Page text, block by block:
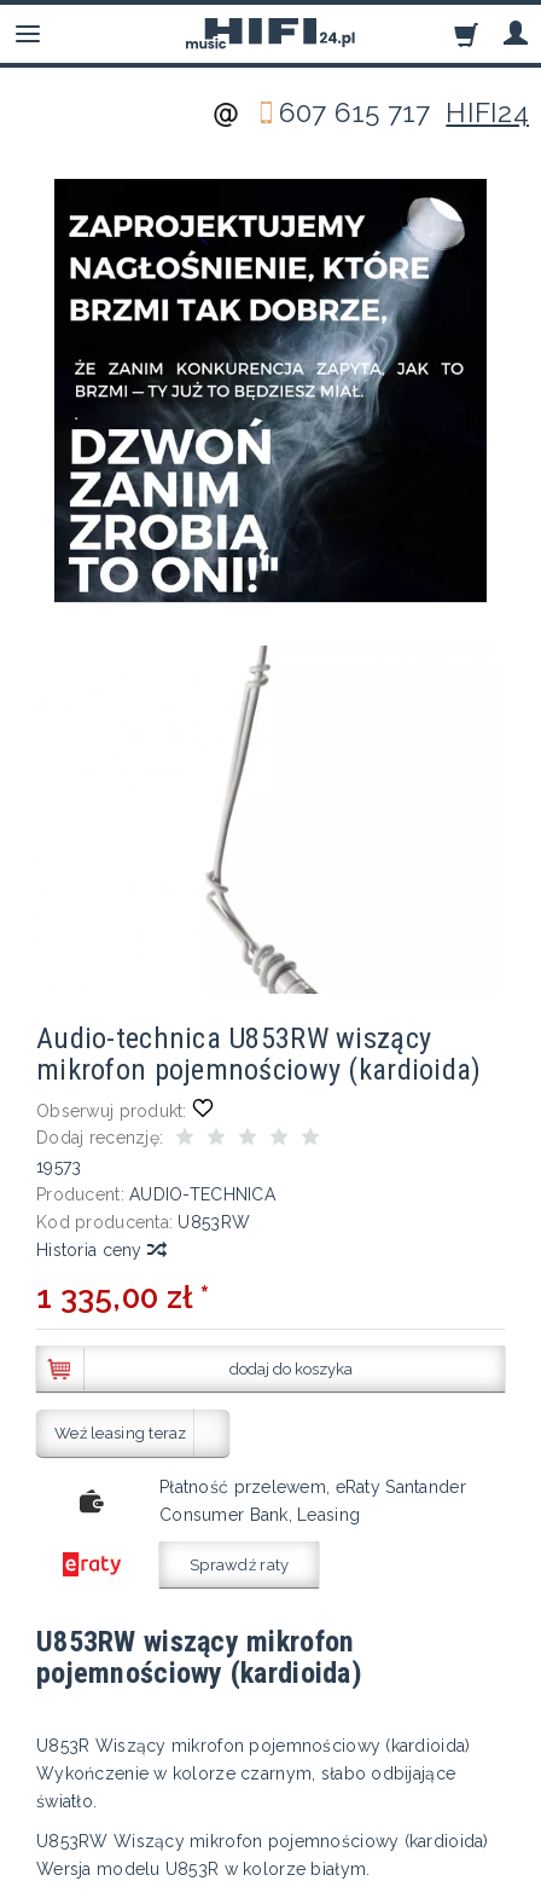
607 615 717 HIFI24
Audio-technica U853RW wiszący
mikrofon pojemnościowy (kardioida)
Obserwuj produkt:
Dodaj recenzję:
19573
Producent: AUDIO-TECHNICA
Kod producenta: U853RW
Historia ceny
1 335,00 zł *
dodaj do koszyka
Weź leasing teraz
Płatność przelewem, eRaty Santander
Consumer Bank, Leasing
Sprawdź raty
U853RW wiszący mikrofon
pojemnościowy (kardioida)
U853R Wiszący mikrofon pojemnościowy (kardioida)
Wykończenie w kolorze czarnym, słabo odbijające
światło.
U853RW Wiszący mikrofon pojemnościowy (kardioida)
Wersja modelu U853R w kolorze białym.